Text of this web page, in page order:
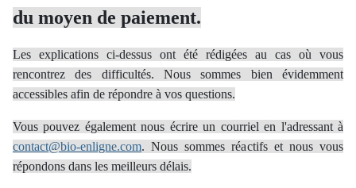
du moyen de paiement.
Les explications ci-dessus ont été rédigées au cas où vous
rencontrez des difficultés. Nous sommes bien évidemment
accessibles afin de répondre à vos questions.
Vous pouvez également nous écrire un courriel en l'adressant à
contact@bio-enligne.com. Nous sommes réactifs et nous vous
répondons dans les meilleurs délais.